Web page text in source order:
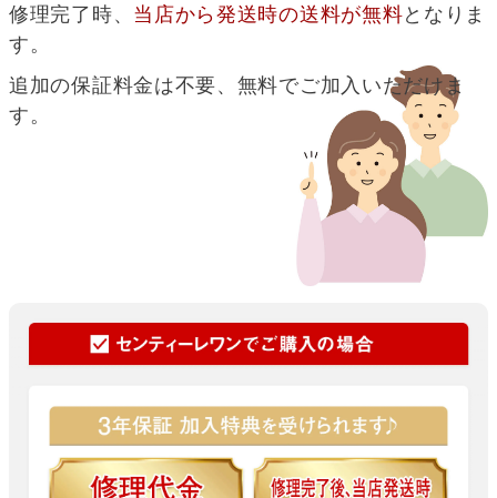
修理完了時、 当店から発送時の送料が無料となりま
す。
追加の保証料金は不要、無料でご加入いただけま
す。